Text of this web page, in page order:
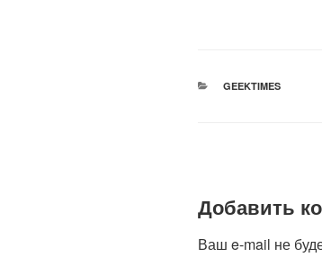
РУБРИКИ
GEEKTIMES
Добавить
Ваш e-mail не